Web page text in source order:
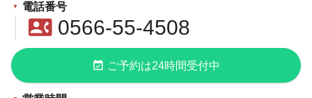
電話番号
contact_phone0566-55-4508
event_available ご予約は24時間受付中